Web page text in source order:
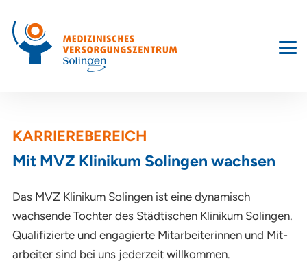
KARRIEREBEREICH
Mit MVZ Klinikum Solingen wachsen
Das MVZ Klinikum Solingen ist eine dynamisch
wachsende Tochter des Städtischen Klinikum Solingen.
Quali­fizierte und engagierte Mit­arbeiter­innen und Mit­
arbeiter sind bei uns jeder­zeit willkommen.